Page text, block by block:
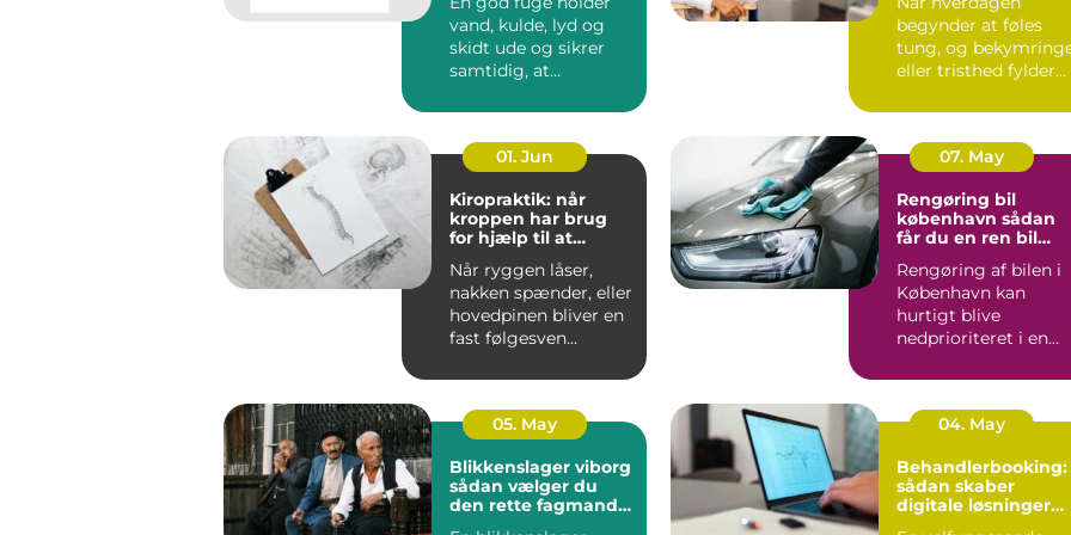
vand, kulde, lyd og
skidt ude og sikrer
samtidig, at
bevæge sig ud...
begynder at føles
tung, og
eller tristhed fylder
kan en p...
01. Jun
Kiropraktik: når
kroppen har brug
for hjælp til at
Når ryggen låser,
nakken spænder, eller
hovedpinen bliver en
fast følgesven...
07. May
Rengøring bil
københavn sådan
får du en ren bil
Rengøring af bilen i
København kan
hurtigt blive
nedprioriteret i en
arbejde, børn...
05. May
Blikkenslager viborg
sådan vælger du
den rette fagmand
04. May
Behandlerbooking:
sådan skaber
digitale løsninger